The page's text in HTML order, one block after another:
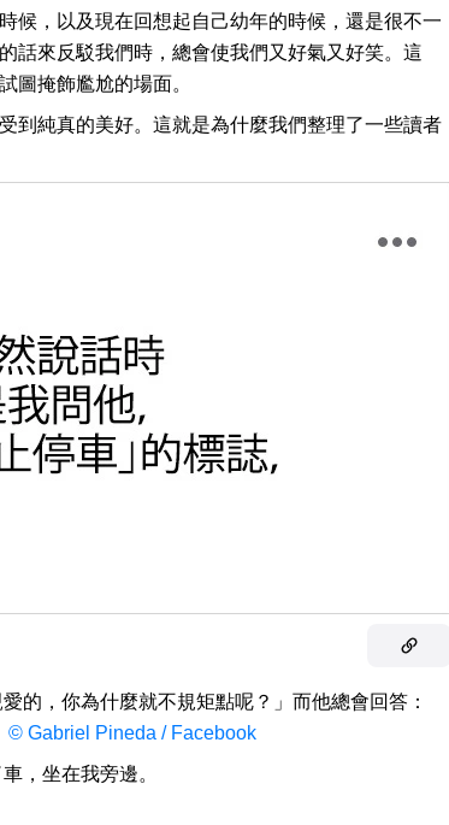
候，以及現在回想起自己幼年的時候，還是很不一
話來反駁我們時，總會使我們又好氣又好笑。這
圖掩飾尷尬的場面。
到純真的美好。這就是為什麼我們整理了一些讀者
的，你為什麼就不規矩點呢？」而他總會回答：
© Gabriel Pineda / Facebook
，坐在我旁邊。